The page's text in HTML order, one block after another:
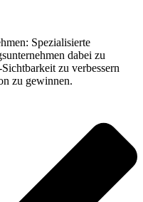
Spezialisierte
dabei zu
zu verbessern
zu gewinnen.